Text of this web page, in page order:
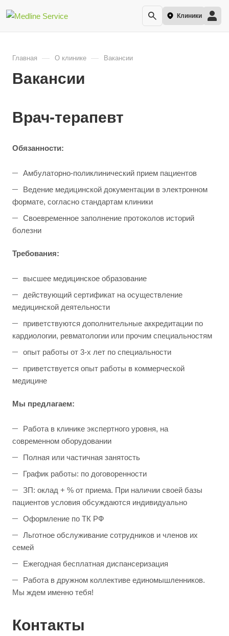
Клиники
Главная — О клинике — Вакансии
Вакансии
Врач-терапевт
Обязанности:
Амбулаторно-поликлинический прием пациентов
Ведение медицинской документации в электронном
формате, согласно стандартам клиники
Своевременное заполнение протоколов историй
болезни
Требования:
высшее медицинское образование
действующий сертификат на осуществление
медицинской деятельности
приветствуются дополнительные аккредитации по
кардиологии, ревматологии или прочим специальностям
опыт работы от 3-х лет по специальности
приветствуется опыт работы в коммерческой
медицине
Мы предлагаем:
Работа в клинике экспертного уровня, на
современном оборудовании
Полная или частичная занятость
График работы: по договоренности
ЗП: оклад + % от приема. При наличии своей базы
пациентов условия обсуждаются индивидуально
Оформление по ТК РФ
Льготное обслуживание сотрудников и членов их
семей
Ежегодная бесплатная диспансеризация
Работа в дружном коллективе единомышленников.
Мы ждем именно тебя!
Контакты